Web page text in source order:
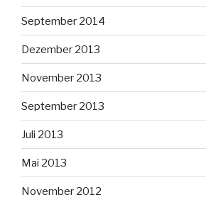
September 2014
Dezember 2013
November 2013
September 2013
Juli 2013
Mai 2013
November 2012